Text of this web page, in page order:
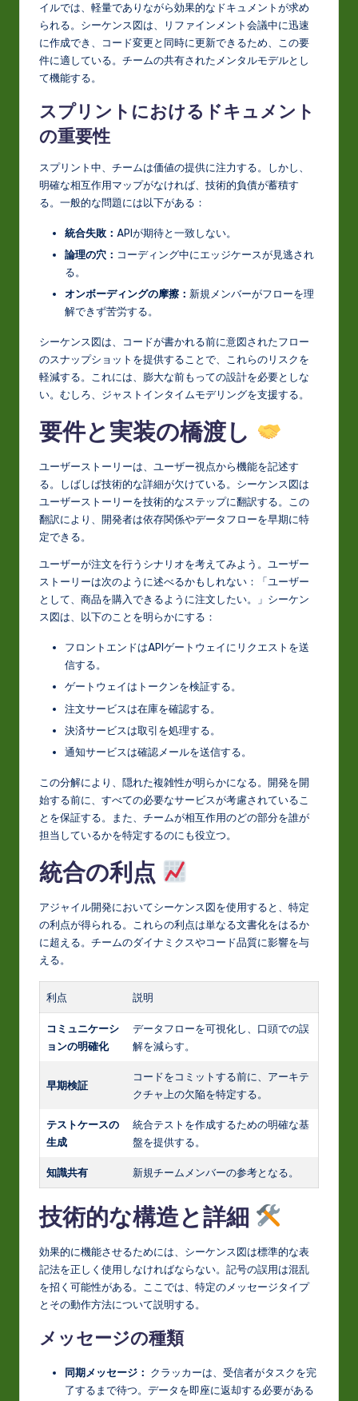
イルでは、軽量でありながら効果的なドキュメントが求め
られる。シーケンス図は、リファインメント会議中に迅速
に作成でき、コード変更と同時に更新できるため、この要
件に適している。チームの共有されたメンタルモデルとし
て機能する。
スプリントにおけるドキュメント
の重要性
スプリント中、チームは価値の提供に注力する。しかし、
明確な相互作用マップがなければ、技術的負債が蓄積す
る。一般的な問題には以下がある：
統合失敗： APIが期待と一致しない。
論理の穴： コーディング中にエッジケースが見逃され
る。
オンボーディングの摩擦： 新規メンバーがフローを理
解できず苦労する。
シーケンス図は、コードが書かれる前に意図されたフロー
のスナップショットを提供することで、これらのリスクを
軽減する。これには、膨大な前もっての設計を必要としな
い。むしろ、ジャストインタイムモデリングを支援する。
要件と実装の橋渡し
ユーザーストーリーは、ユーザー視点から機能を記述す
る。しばしば技術的な詳細が欠けている。シーケンス図は
ユーザーストーリーを技術的なステップに翻訳する。この
翻訳により、開発者は依存関係やデータフローを早期に特
定できる。
ユーザーが注文を行うシナリオを考えてみよう。ユーザー
ストーリーは次のように述べるかもしれない：「ユーザー
として、商品を購入できるように注文したい。」シーケン
ス図は、以下のことを明らかにする：
フロントエンドはAPIゲートウェイにリクエストを送
信する。
ゲートウェイはトークンを検証する。
注文サービスは在庫を確認する。
決済サービスは取引を処理する。
通知サービスは確認メールを送信する。
この分解により、隠れた複雑性が明らかになる。開発を開
始する前に、すべての必要なサービスが考慮されているこ
とを保証する。また、チームが相互作用のどの部分を誰が
担当しているかを特定するのにも役立つ。
統合の利点
アジャイル開発においてシーケンス図を使用すると、特定
の利点が得られる。これらの利点は単なる文書化をはるか
に超える。チームのダイナミクスやコード品質に影響を与
える。
利点 説明
コミュニケーシ
ョンの明確化
データフローを可視化し、口頭での誤
解を減らす。
早期検証
コードをコミットする前に、アーキテ
クチャ上の欠陥を特定する。
テストケースの
生成
統合テストを作成するための明確な基
盤を提供する。
知識共有 新規チームメンバーの参考となる。
技術的な構造と詳細
効果的に機能させるためには、シーケンス図は標準的な表
記法を正しく使用しなければならない。記号の誤用は混乱
を招く可能性がある。ここでは、特定のメッセージタイプ
とその動作方法について説明する。
メッセージの種類
同期メッセージ： クラッカーは、受信者がタスクを完
了するまで待つ。データを即座に返却する必要がある